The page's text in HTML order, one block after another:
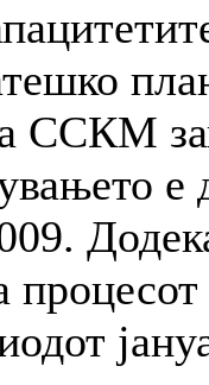
ССКМ
е